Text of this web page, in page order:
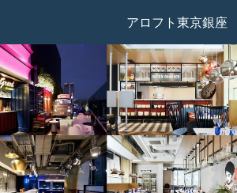
アロフト東京銀座